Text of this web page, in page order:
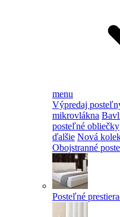
menu
Výpredaj
mikrovlákna
posteľné obliečky
ďalšie Nová
Obojstranné
Posteľné